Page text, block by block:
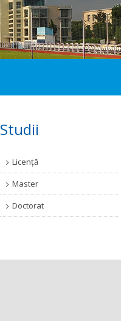
Studii
Licență
Master
Doctorat